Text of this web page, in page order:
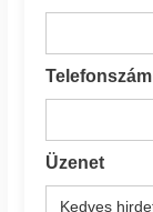
Telefonszám
Üzenet